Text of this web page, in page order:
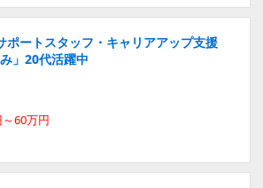
ポートスタッフ・キャリアアップ支援
」20代活躍中
60万円